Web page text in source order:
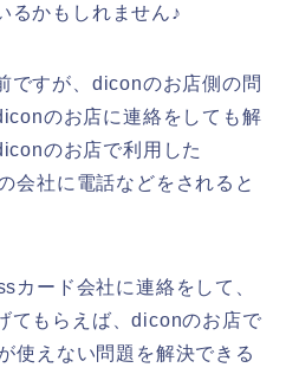
るかもしれません♪
ですが、diconのお店側の問
のお店に連絡をしても解
のお店で利用した
会社に電話などをされると
ード会社に連絡をして、
てもらえば、diconのお店で
使えない問題を解決できる